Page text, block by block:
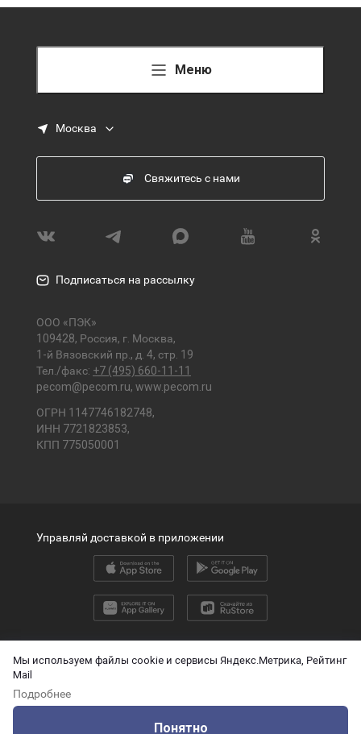
Мы используем файлы cookie и сервисы Яндекс.Метрика, Рейтинг
Mail
Подробнее
Понятно
Меню
Москва
Свяжитесь с нами
Подписаться на рассылку
ООО «ПЭК»
109428, Россия, г. Москва,
1-й Вязовский пр., д. 4, стр. 19
Тел./факс: +7 (495) 660-11-11
pecom@pecom.ru, www.pecom.ru
ОГРН 1147746182748,
ИНН 7721823853,
КПП 775050001
2026 © ООО «ПЭК»
О защите персональных данных
Технические данные для ИИ
Управляй доставкой в приложении